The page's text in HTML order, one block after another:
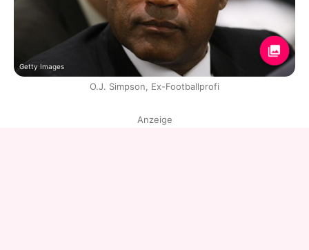
Getty Images
O.J. Simpson, Ex-Footballprofi
Anzeige